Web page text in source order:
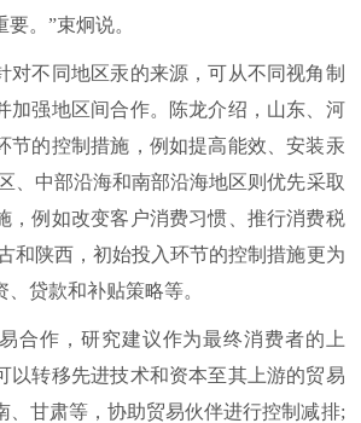
。”束炯说。
不同地区汞的来源，可从不同视角制
加强地区间合作。陈龙介绍，山东、河
节的控制措施，例如提高能效、安装汞
、中部沿海和南部沿海地区则优先采取
，例如改变客户消费习惯、推行消费税
和陕西，初始投入环节的控制措施更为
贷款和补贴策略等。
作，研究建议作为最终消费者的上
以转移先进技术和资本至其上游的贸易
、甘肃等，协助贸易伙伴进行控制减排;